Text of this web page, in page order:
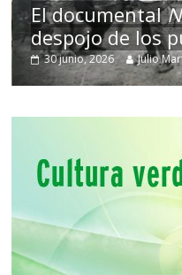
El documental
despojo de los
30 junio, 2026 Julio